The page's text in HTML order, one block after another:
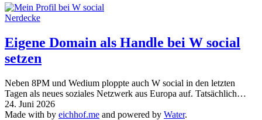
Nerdecke
Eigene Domain als Handle bei W social
setzen
Neben 8PM und Wedium ploppte auch W social in den letzten
Tagen als neues soziales Netzwerk aus Europa auf. Tatsächlich…
24. Juni 2026
Made with by eichhof.me and powered by Water.